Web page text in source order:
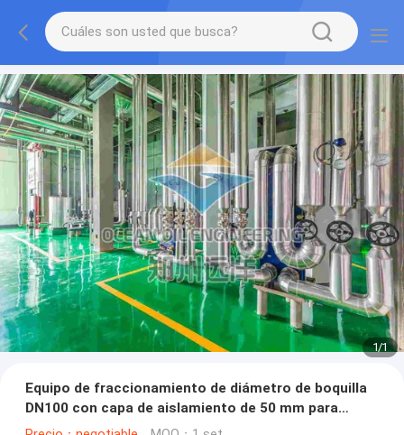
1/1
Equipo de fraccionamiento de diámetro de boquilla
DN100 con capa de aislamiento de 50 mm para
refinación de petróleo